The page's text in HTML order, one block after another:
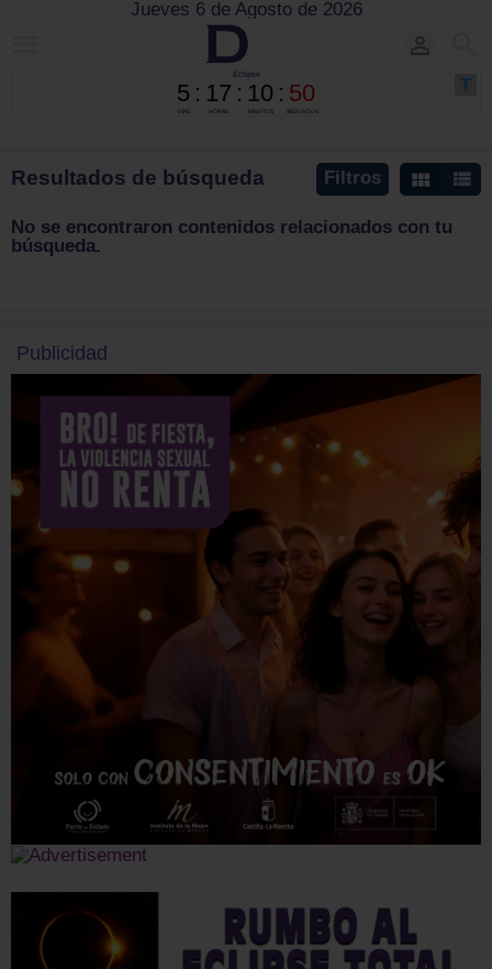
Jueves 6 de Agosto de 2026
Filtros
Resultados de búsqueda
No se encontraron contenidos relacionados con tu
búsqueda.
Publicidad